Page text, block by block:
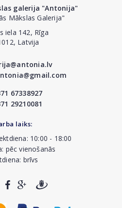
galerija "Antonija"
Mākslas Galerija"
iela 142, Rīga
Latvija
67338927
29210081
laiks:
10:00 - 18:00
pēc vienošanās
brīvs